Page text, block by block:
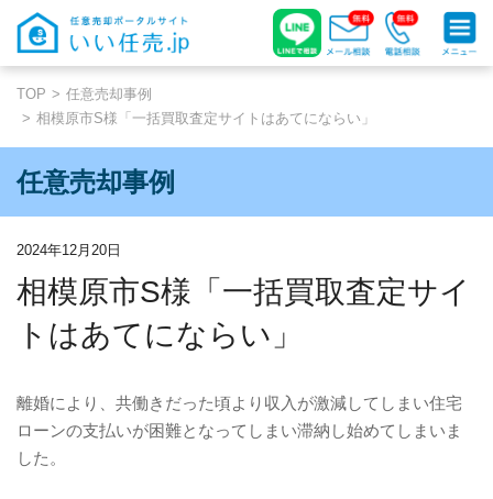
TOP
任意売却事例
相模原市S様「一括買取査定サイトはあてにならい」
任意売却事例
2024年12月20日
相模原市S様「一括買取査定サイ
トはあてにならい」
離婚により、共働きだった頃より収入が激減してしまい住宅
ローンの支払いが困難となってしまい滞納し始めてしまいま
した。